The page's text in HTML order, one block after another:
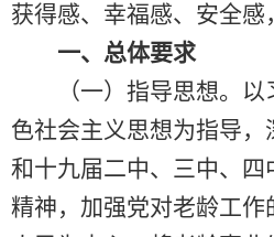
获得感、幸福感、安全感
一、总体要求
（一）指导思想。
色社会主义思想为指导
和十九届二中、三中、四
精神，加强党对老龄工作